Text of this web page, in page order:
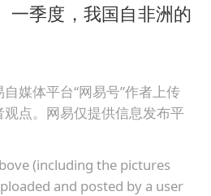
一季度，我国自非洲的
媒体平台“网易号”作者上传
点。网易仅提供信息发布平
(including the pictures
and posted by a user